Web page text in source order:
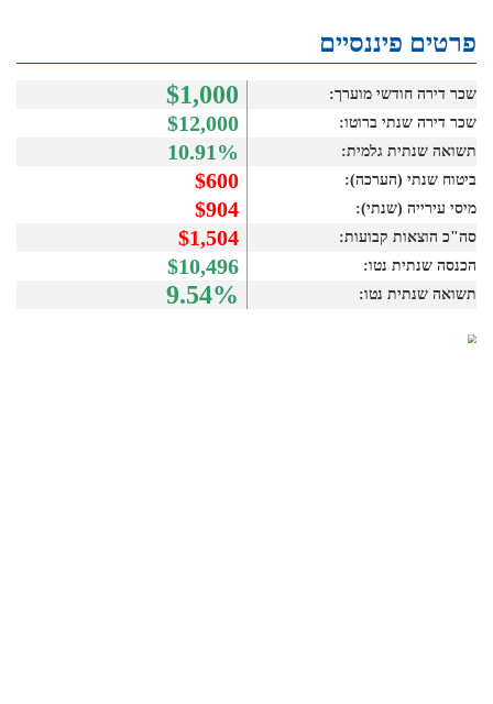
פרטים פיננסיים
שכר דירה חודשי מוערך: $1,000
שכר דירה שנתי ברוטו: $12,000
תשואה שנתית גלמית: 10.91%
ביטוח שנתי (הערכה): $600
מיסי עירייה (שנתי): $904
סה"כ הוצאות קבועות: $1,504
הכנסה שנתית נטו: $10,496
תשואה שנתית נטו: 9.54%